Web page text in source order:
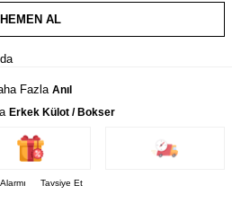
HEMEN AL
Fazla Anıl
Erkek Külot / Bokser
Tavsiye Et